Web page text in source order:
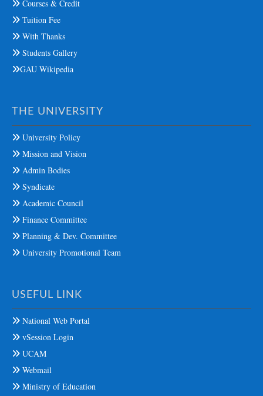
Courses & Credit
Tuition Fee
With Thanks
Students Gallery
GAU Wikipedia
THE UNIVERSITY
University Policy
Mission and Vision
Admin Bodies
Syndicate
Academic Council
Finance Committee
Planning & Dev. Committee
University Promotional Team
USEFUL LINK
National Web Portal
vSession Login
UCAM
Webmail
Ministry of Education